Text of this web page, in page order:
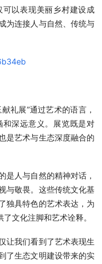
以表现美丽乡村建设成
为连接人与自然、传统与
礼展”通过艺术的语言，
深远意义。展览既是对
是艺术与生态深度融合的
是人与自然的精神对话，
与敬畏。这些传统文化基
独具特色的艺术表达，为
文化注脚和艺术诠释。
让我们看到了艺术表现生
了生态文明建设带来的实